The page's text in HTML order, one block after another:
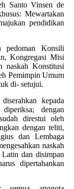
Santo Vinsen de
Mewartakan
pendidikan
pedoman Konsili
Kongregasi Misi
naskah Konstitusi
Pemimpin Umum
di- setujui.
kepada
dengan
direstui oleh
dengan teliti,
dan Lembaga
naskah
Latin dan disimpan
dipertahankan